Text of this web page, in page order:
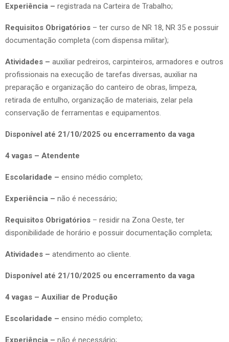
Experiência – registrada na Carteira de Trabalho;
Requisitos Obrigatórios – ter curso de NR 18, NR 35 e possuir
documentação completa (com dispensa militar);
Atividades – auxiliar pedreiros, carpinteiros, armadores e outros
profissionais na execução de tarefas diversas, auxiliar na
preparação e organização do canteiro de obras, limpeza,
retirada de entulho, organização de materiais, zelar pela
conservação de ferramentas e equipamentos.
Disponível até 21/10/2025 ou encerramento da vaga
4 vagas – Atendente
Escolaridade – ensino médio completo;
Experiência – não é necessário;
Requisitos Obrigatórios – residir na Zona Oeste, ter
disponibilidade de horário e possuir documentação completa;
Atividades – atendimento ao cliente.
Disponível até 21/10/2025 ou encerramento da vaga
4 vagas – Auxiliar de Produção
Escolaridade – ensino médio completo;
Experiência – não é necessário;